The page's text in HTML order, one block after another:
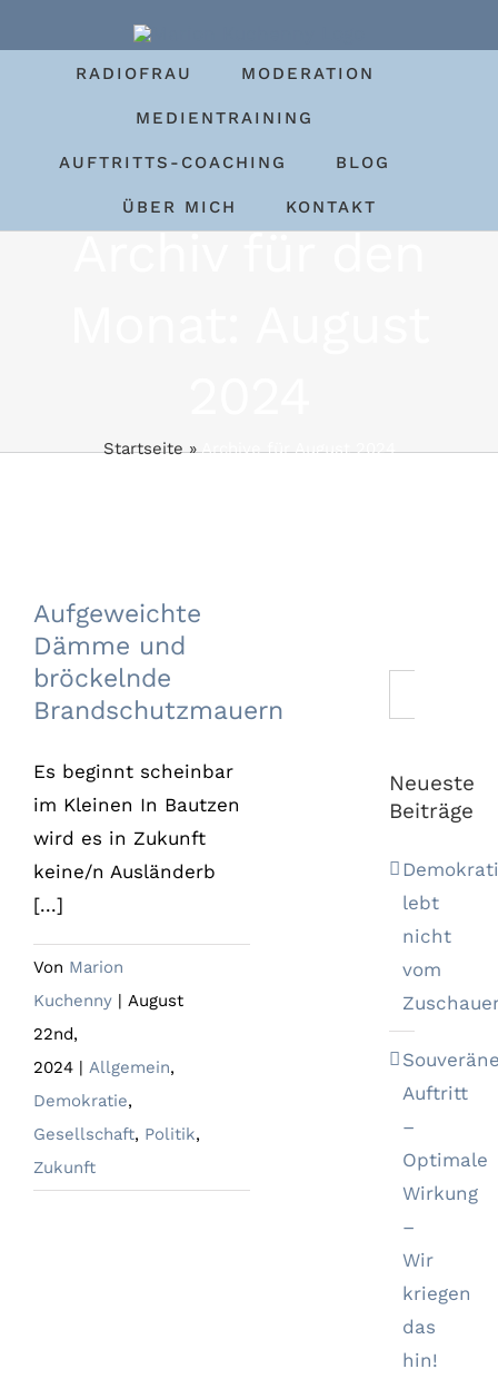
Inhalt
springenRADIOFRAU MODERATION
MEDIENTRAINING
AUFTRITTS-COACHING BLOG
ÜBER MICH KONTAKT
Archiv für den
Startseite»Archive für August 2024
bröckelnde
Brandschutzmauern
Aufgeweichte
Dämme und
bröckelnde
Brandschutzmauern
Es beginnt scheinbar
im Kleinen In Bautzen
wird es in Zukunft
keine/n Ausländerb
[...]
Von Marion
Kuchenny | August
22nd,
2024 | Allgemein,
Demokratie,
Gesellschaft, Politik,
Zukunft
nach:
Neueste
Beiträge
lebt
nicht
vom
Auftritt
–
Optimale
Wirkung
–
Wir
kriegen
das
hin!